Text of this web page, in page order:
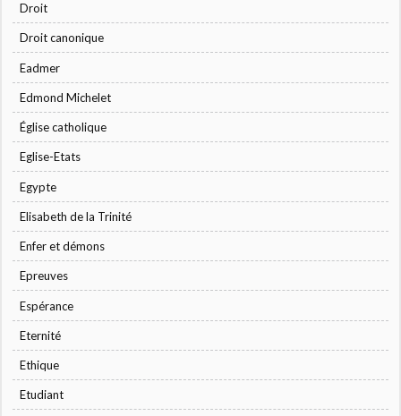
Droit
Droit canonique
Eadmer
Edmond Michelet
Église catholique
Eglise-Etats
Egypte
Elisabeth de la Trinité
Enfer et démons
Epreuves
Espérance
Eternité
Ethique
Etudiant